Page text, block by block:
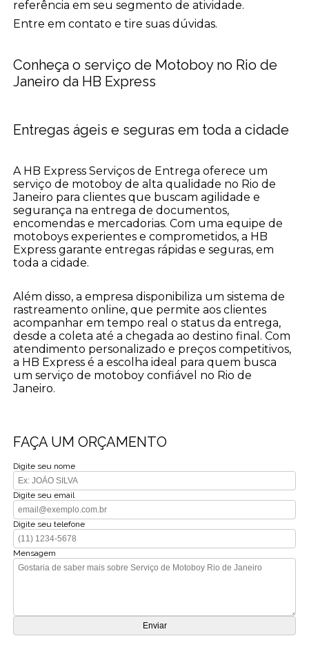
referência em seu segmento de atividade.
Entre em contato e tire suas dúvidas.
Conheça o serviço de Motoboy no Rio de
Janeiro da HB Express
Entregas ágeis e seguras em toda a cidade
A HB Express Serviços de Entrega oferece um
serviço de motoboy de alta qualidade no Rio de
Janeiro para clientes que buscam agilidade e
segurança na entrega de documentos,
encomendas e mercadorias. Com uma equipe de
motoboys experientes e comprometidos, a HB
Express garante entregas rápidas e seguras, em
toda a cidade.
Além disso, a empresa disponibiliza um sistema de
rastreamento online, que permite aos clientes
acompanhar em tempo real o status da entrega,
desde a coleta até a chegada ao destino final. Com
atendimento personalizado e preços competitivos,
a HB Express é a escolha ideal para quem busca
um serviço de motoboy confiável no Rio de
Janeiro.
FAÇA UM ORÇAMENTO
Digite seu nome
Digite seu email
Digite seu telefone
Mensagem